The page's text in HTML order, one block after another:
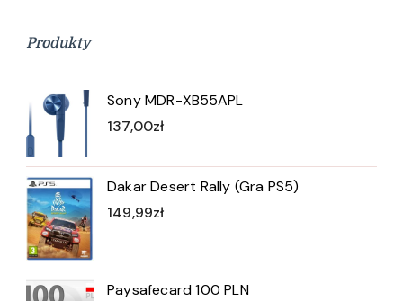
Produkty
Sony MDR-XB55APL
137,00zł
Dakar Desert Rally (Gra PS5)
149,99zł
Paysafecard 100 PLN